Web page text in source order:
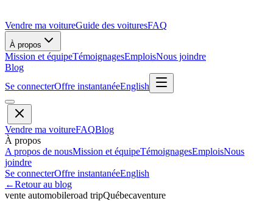
Vendre ma voitureGuide des voituresFAQ
À propos
Mission et équipeTémoignagesEmploisNous joindre
Blog
Se connecterOffre instantanéeEnglish
Vendre ma voitureFAQBlog
À propos
A propos de nousMission et équipeTémoignagesEmploisNous
joindre
Se connecterOffre instantanéeEnglish
←Retour au blog
vente automobileroad tripQuébecaventure